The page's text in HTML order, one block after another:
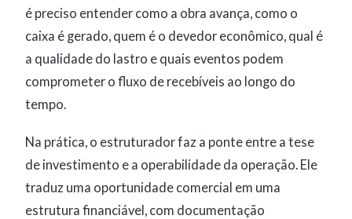
é preciso entender como a obra avança, como o
caixa é gerado, quem é o devedor econômico, qual é
a qualidade do lastro e quais eventos podem
comprometer o fluxo de recebíveis ao longo do
tempo.
Na prática, o estruturador faz a ponte entre a tese
de investimento e a operabilidade da operação. Ele
traduz uma oportunidade comercial em uma
estrutura financiável, com documentação